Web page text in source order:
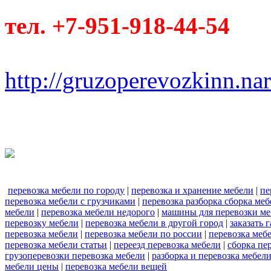
тел. +7-951-918-44-54
http://
перевозка мебели по городу | перевозка и хранение мебели |
перевозка мебели с грузчиками | перевозка разборка сборка
мебели | перевозка мебели недорого | машины для перевозки
перевозку мебели | перевозка мебели в другой город | заказать
перевозка мебели | перевозка мебели по россии | перевозка
перевозка мебели статьи | переезд перевозка мебели | сборка
грузоперевозки перевозка мебели | разборка и перевозка мебели
мебели цены | перевозка мебели вещей